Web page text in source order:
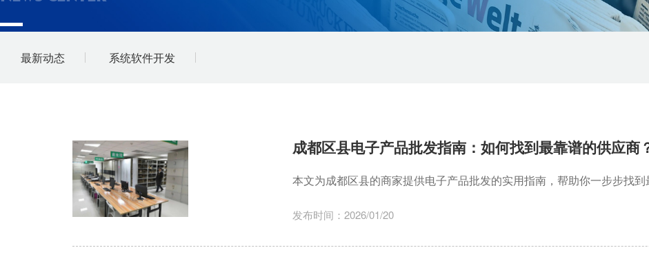
最新动态 系统软件开发
成都区县电子产品批发指南：如何找到最靠谱的供应商
本文为成都区县的商家提供电子产品批发的实用指南，帮助你一步步找到
发布时间：2026/01/20